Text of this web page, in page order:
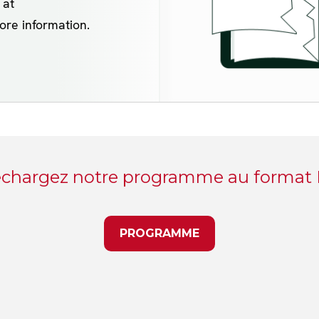
notre programme au format
PROGRAMME